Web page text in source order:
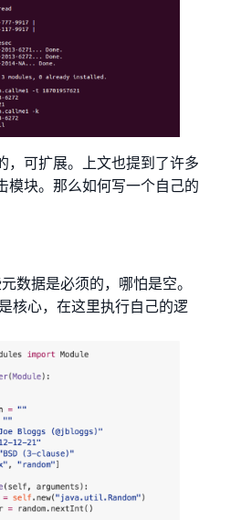
，可扩展。上文也提到了许多
模块。那么如何写一个自己的
数据是必须的，哪怕是空。
核心，在这里执行自己的逻